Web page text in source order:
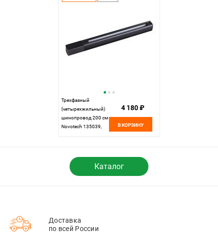
Трехфазный
(четырехжильный)
шинопровод 200 см
Novotech 135039,
4 180 ₽
В КОРЗИНУ
Каталог
Доставка
по всей России